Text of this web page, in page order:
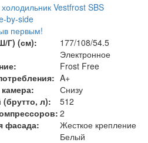
Vestfrost SBS
by-side
первым!
Г) (см):
177/108/54.5
Электронное
Frost Free
A+
Снизу
л):
512
2
фасада:
Жесткое крепление
Белый